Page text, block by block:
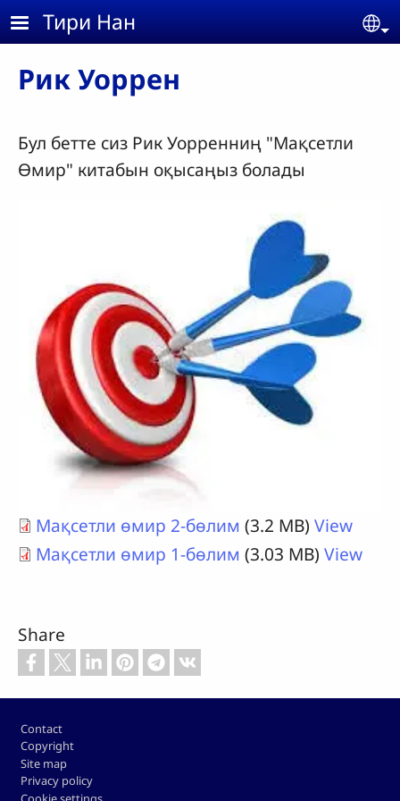
Skip to main content
Тири Нан
Рик Уоррен
Бул бетте сиз Рик Уорренниң "Мақсетли
Өмир" китабын оқысаңыз болады
Мақсетли өмир 2-бөлим (3.2 MB) View
Мақсетли өмир 1-бөлим (3.03 MB) View
Share
Contact
Copyright
Site map
Privacy policy